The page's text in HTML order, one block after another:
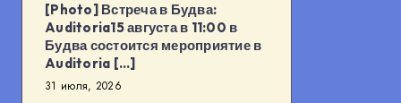
[Photo] Встреча в Будва:
Auditoria15 августа в 11:00 в
Будва состоится мероприятие в
Auditoria […]
31 июля, 2026